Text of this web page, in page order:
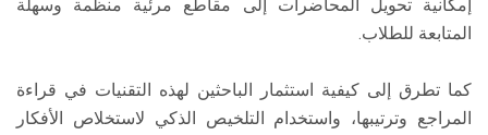
إمكانية تحويل المحاضرات إلى مقاطع مرئية منظمة وسهلة
المتابعة للطلاب.
كما تطرق إلى كيفية استثمار الباحثين لهذه التقنيات في قراءة
المراجع وترتيبها، واستخدام التلخيص الذكي لاستخلاص الأفكار